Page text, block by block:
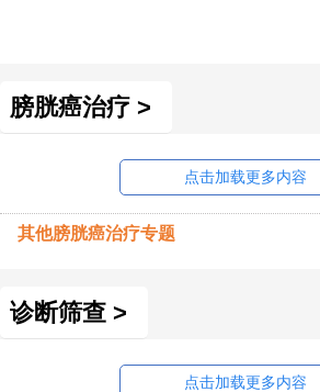
膀胱癌治疗 >
点击加载更多内容
其他膀胱癌治疗专题
诊断筛查 >
点击加载更多内容